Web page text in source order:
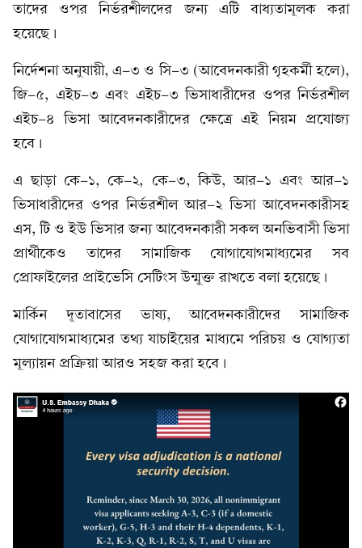
তাদের ওপর নির্ভরশীলদের জন্য এটি বাধ্যতামূলক করা
হয়েছে।
নির্দেশনা অনুযায়ী, এ-৩ ও সি-৩ (আবেদনকারী গৃহকর্মী হলে),
জি-৫, এইচ-৩ এবং এইচ-৩ ভিসাধারীদের ওপর নির্ভরশীল
এইচ-৪ ভিসা আবেদনকারীদের ক্ষেত্রে এই নিয়ম প্রযোজ্য
হবে।
এ ছাড়া কে-১, কে-২, কে-৩, কিউ, আর-১ এবং আর-১
ভিসাধারীদের ওপর নির্ভরশীল আর-২ ভিসা আবেদনকারীসহ
এস, টি ও ইউ ভিসার জন্য আবেদনকারী সকল অনভিবাসী ভিসা
প্রার্থীকেও তাদের সামাজিক যোগাযোগমাধ্যমের সব
প্রোফাইলের প্রাইভেসি সেটিংস উন্মুক্ত রাখতে বলা হয়েছে।
মার্কিন দূতাবাসের ভাষ্য, আবেদনকারীদের সামাজিক
যোগাযোগমাধ্যমের তথ্য যাচাইয়ের মাধ্যমে পরিচয় ও যোগ্যতা
মূল্যায়ন প্রক্রিয়া আরও সহজ করা হবে।